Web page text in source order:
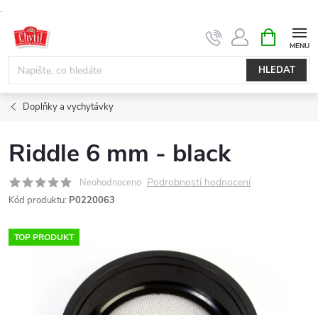
.
obsah
HLEDAT
NÁKUPNÍ
KOŠÍK
Doplňky a vychytávky
Riddle 6 mm - black
Neohodnoceno Podrobnosti hodnocení
Kód produktu: P0220063
TOP PRODUKT